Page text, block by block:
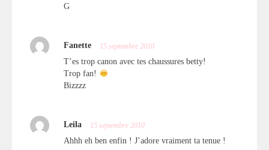
G
Fanette 15 septembre 2010
T’es trop canon avec tes chaussures betty!
Trop fan!
Bizzzz
Leila 15 septembre 2010
Ahhh eh ben enfin ! J’adore vraiment ta tenue !